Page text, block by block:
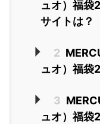
ュオ）福袋
サイトは？
2
ュオ）福袋
3
ュオ）福袋